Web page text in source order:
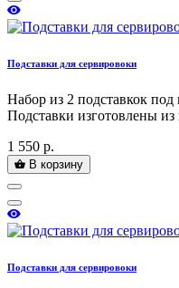
Подставки для сервировоки
Набор из 2 подставкок под
Подставки изготовлены
1 550 р.
В корзину
Подставки для сервировоки